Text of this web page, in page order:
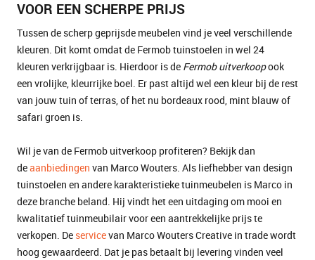
VOOR EEN SCHERPE PRIJS
Tussen de scherp geprijsde meubelen vind je veel verschillende
kleuren. Dit komt omdat de Fermob tuinstoelen in wel 24
kleuren verkrijgbaar is. Hierdoor is de Fermob uitverkoopook
een vrolijke, kleurrijke boel. Er past altijd wel een kleur bij de rest
van jouw tuin of terras, of het nu bordeaux rood, mint blauw of
safari groen is.
Wil je van de Fermob uitverkoop profiteren? Bekijk dan
deaanbiedingen van Marco Wouters. Als liefhebber van design
tuinstoelen en andere karakteristieke tuinmeubelen is Marco in
deze branche beland. Hij vindt het een uitdaging om mooi en
kwalitatief tuinmeubilair voor een aantrekkelijke prijs te
verkopen. De servicevan Marco Wouters Creative in trade wordt
hoog gewaardeerd. Dat je pas betaalt bij levering vinden veel